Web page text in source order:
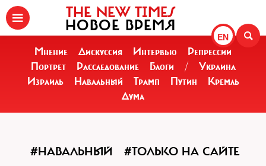
EN
THE NEW TIMES
НОВОЕ ВРЕМЯ
Мнение Дискуссия Интервью
Репрессии
Портрет
Расследование Блоги /
Украина
Израиль
Навальный Трамп Путин
Кремль
Дума
#НАВАЛЬНЫЙ #ТОЛЬКО НА САЙТЕ